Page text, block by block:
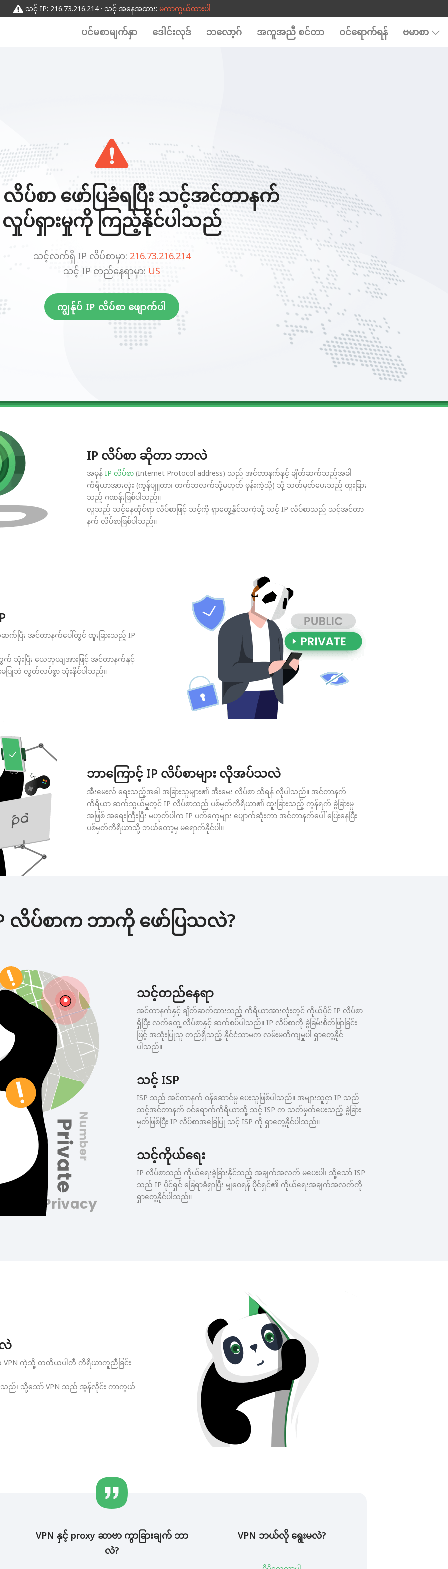
သင့် IP: 216.73.216.214 · သင့် အနေအထား: မကာကွယ်ထားပါ
ပင်မစာမျက်နှာ ဒေါင်းလုဒ် ဘလော့ဂ် အကူအညီ စင်တာ ဝင်ရောက်ရန် ဗမာစာ
ပ်စာ ဖော်ပြခံရပြီး သင့်အင်တာနက်
လှုပ်ရှားမှုကို ကြည့်နိုင်ပါသည်
သင့်လက်ရှိ IP လိပ်စာမှာ: 216.73.216.214
သင့် IP တည်နေရာမှာ: US
ကျွန်ုပ် IP လိပ်စာ ဖျောက်ပါ
IP လိပ်စာ ဆိုတာ ဘာလဲ
အမှန် IP လိပ်စာ (Internet Protocol address) သည် အင်တာနက်နှင့် ချိတ်ဆက်သည့်အခါ
ကိရိယာအားလုံး (ကွန်ပျူတာ၊ တက်ဘလက်သို့မဟုတ် ဖုန်းကဲ့သို့) သို့ သတ်မှတ်ပေးသည့် ထူးခြား
သည့် ဂဏန်းဖြစ်ပါသည်။
လူသည် သင့်နေထိုင်ရာ လိပ်စာဖြင့် သင့်ကို ရှာတွေ့နိုင်သကဲ့သို့ သင့် IP လိပ်စာသည် သင့်အင်တာ
နက် လိပ်စာဖြစ်ပါသည်။
က်ပြီး အင်တာနက်ပေါ်တွင် ထူးခြားသည့် IP
သုံးပြီး ယေဘုယျအားဖြင့် အင်တာနက်နှင့်
မပြုဘဲ လွတ်လပ်စွာ သုံးနိုင်ပါသည်။
ဘာကြောင့် IP လိပ်စာများ လိုအပ်သလဲ
အီးမေးလ် ရေးသည့်အခါ အခြားသူများ၏ အီးမေး လိပ်စာ သိရန် လိုပါသည်။ အင်တာနက်
ကိရိယာ ဆက်သွယ်မှုတွင် IP လိပ်စာသည် ပစ်မှတ်ကိရိယာ၏ ထူးခြားသည့် ကွန်ရက် ခွဲခြားမှု
အဖြစ် အရေးကြီးပြီး မဟုတ်ပါက IP ပက်ကေ့များ ပျောက်ဆုံးကာ အင်တာနက်ပေါ် ပြေးနေပြီး
ပစ်မှတ်ကိရိယာသို့ ဘယ်တော့မှ မရောက်နိုင်ပါ။
လိပ်စာက ဘာကို ဖော်ပြသလဲ?
သင့်တည်နေရာ
အင်တာနက်နှင့် ချိတ်ဆက်ထားသည့် ကိရိယာအားလုံးတွင် ကိုယ်ပိုင် IP လိပ်စာ
ရှိပြီး လက်တွေ့ လိပ်စာနှင့် ဆက်စပ်ပါသည်။ IP လိပ်စာကို ခွဲခြမ်းစိတ်ဖြာခြင်း
ဖြင့် အသုံးပြုသူ တည်ရှိသည့် နိုင်ငံသာမက လမ်းမတိကျမှုပါ ရှာတွေ့နိုင်
ပါသည်။
သင့် ISP
ISP သည် အင်တာနက် ဝန်ဆောင်မှု ပေးသူဖြစ်ပါသည်။ အများသူငှာ IP သည်
သင့်အင်တာနက် ဝင်ရောက်ကိရိယာသို့ သင့် ISP က သတ်မှတ်ပေးသည့် ခွဲခြား
မှတ်ဖြစ်ပြီး IP လိပ်စာအခြေပြု သင့် ISP ကို ရှာတွေ့နိုင်ပါသည်။
သင့်ကိုယ်ရေး
IP လိပ်စာသည် ကိုယ်ရေးခွဲခြားနိုင်သည့် အချက်အလက် မပေးပါ၊ သို့သော် ISP
သည် IP ပိုင်ရှင် ခြေရာခံရှာပြီး မျှဝေရန် ပိုင်ရှင်၏ ကိုယ်ရေးအချက်အလက်ကို
ရှာတွေ့နိုင်ပါသည်။
တ် VPN ကဲ့သို့ တတိယပါတီ ကိရိယာကူညီခြင်း
ါသည်၊ သို့သော် VPN သည် အွန်လိုင်း ကာကွယ်
VPN နှင့် proxy ဆာဗာ ကွာခြားချက် ဘာ
လဲ?
VPN ဘယ်လို ရွေးမလဲ?